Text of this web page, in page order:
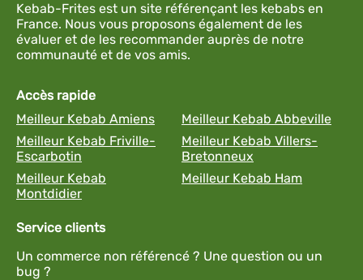
Kebab-Frites est un site référençant les kebabs en
France. Nous vous proposons également de les
évaluer et de les recommander auprès de notre
communauté et de vos amis.
Accès rapide
Meilleur Kebab Amiens
Meilleur Kebab Abbeville
Meilleur Kebab Friville-
Escarbotin
Meilleur Kebab Villers-
Bretonneux
Meilleur Kebab
Montdidier
Meilleur Kebab Ham
Service clients
Un commerce non référencé ? Une question ou un
bug ?